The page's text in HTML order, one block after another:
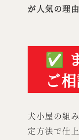
が人気の理由
✅
ご
犬小屋の組
定方法で仕